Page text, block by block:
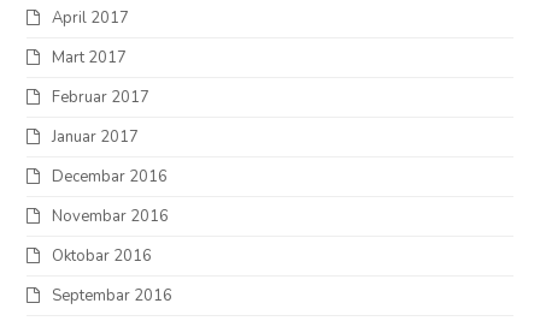
April 2017
Mart 2017
Februar 2017
Januar 2017
Decembar 2016
Novembar 2016
Oktobar 2016
Septembar 2016